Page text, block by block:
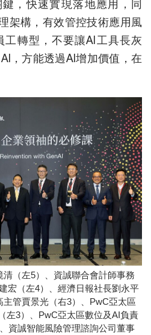
，快速實現落地應用，同
架構，有效管控技術應用風
工轉型，不要讓AI工具長灰
，方能透過AI增加價值，在
（左5）、資誠聯合會計師事務
宏（左4）、經濟日報社長劉永平
主管賈景光（右3）、PwC亞太區
左3）、PwC亞太區數位及AI負責
資誠智能風險管理諮詢公司董事